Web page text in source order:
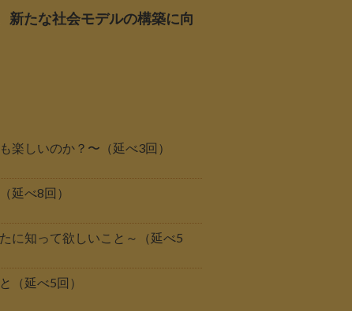
新たな社会モデルの構築に向
楽しいのか？〜（延べ3回）
延べ8回）
に知って欲しいこと～（延べ5
（延べ5回）